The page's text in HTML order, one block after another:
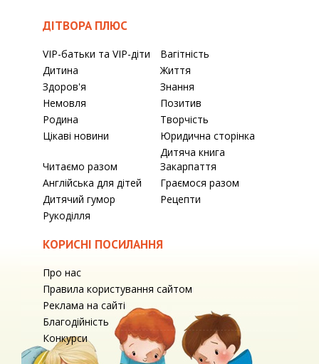
ДІТВОРА ПЛЮС
VIP-батьки та VIP-діти
Вагітність
Дитина
Життя
Здоров'я
Знання
Немовля
Позитив
Родина
Творчість
Цікаві новини
Юридична сторінка
Читаємо разом
Дитяча книга
Закарпаття
Англійська для дітей
Граємося разом
Дитячий гумор
Рецепти
Рукоділля
КОРИСНІ ПОСИЛАННЯ
Про нас
Правила користування сайтом
Реклама на сайті
Благодійність
Конкурси